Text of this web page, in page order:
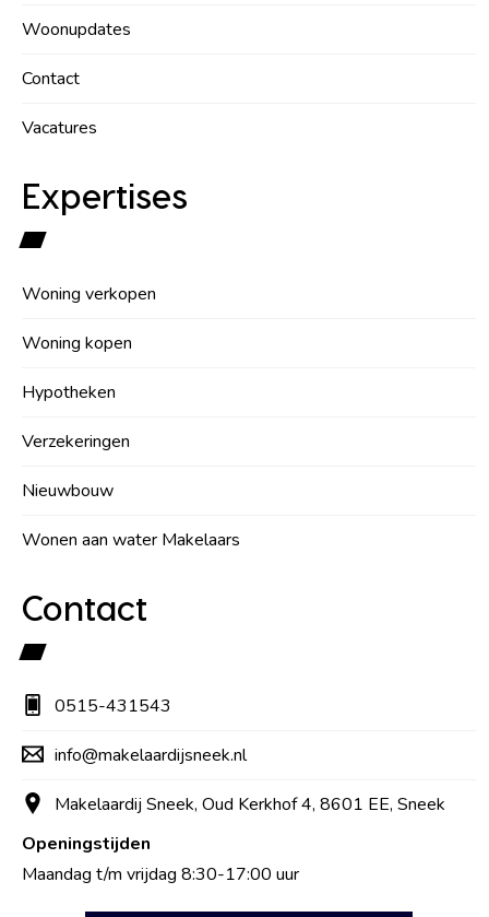
Woonupdates
Contact
Vacatures
Expertises
Woning verkopen
Woning kopen
Hypotheken
Verzekeringen
Nieuwbouw
Wonen aan water Makelaars
Contact
0515-431543
info@makelaardijsneek.nl
Makelaardij Sneek, Oud Kerkhof 4, 8601 EE, Sneek
Openingstijden
Maandag t/m vrijdag 8:30-17:00 uur